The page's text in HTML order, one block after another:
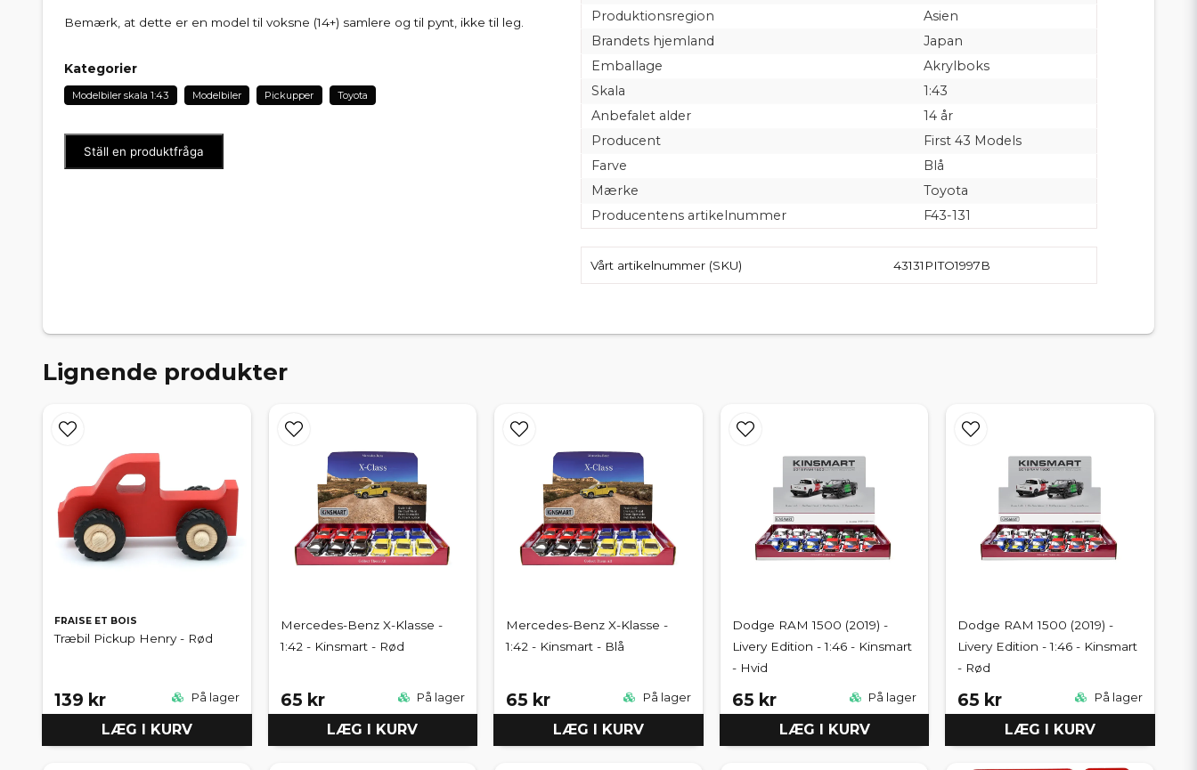
Bemærk, at dette er en model til voksne (14+) samlere og til pynt, ikke til leg.
Kategorier
Modelbiler skala 1:43 Modelbiler Pickupper Toyota
Ställ en produktfråga
Produktionsregion
Asien
Brandets hjemland
Japan
Emballage
Akrylboks
Skala
1:43
Anbefalet alder
14 år
Producent
First 43 Models
Farve
Blå
Mærke
Toyota
Producentens artikelnummer
F43-131
Vårt artikelnummer (SKU) 43131PITO1997B
Lignende produkter
FRAISE ET BOIS
Træbil Pickup Henry - Rød
139 kr På lager
LÆG I KURV
Mercedes-Benz X-Klasse -
1:42 - Kinsmart - Rød
65 kr På lager
LÆG I KURV
Mercedes-Benz X-Klasse -
1:42 - Kinsmart - Blå
65 kr På lager
LÆG I KURV
Dodge RAM 1500 (2019) -
Livery Edition - 1:46 - Kinsmart
- Hvid
65 kr På lager
LÆG I KURV
Dodge RAM 1500 (2019) -
Livery Edition - 1:46 - Kinsmart
- Rød
65 kr På lager
LÆG I KURV